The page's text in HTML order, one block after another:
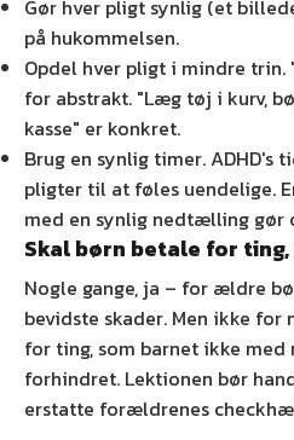
Gør hver pligt synlig (et
på hukommelsen.
Opdel hver pligt i mindre
for abstrakt. "Læg tøj i kurv,
kasse" er konkret.
Brug en synlig timer. ADHD's
pligter til at føles uendelige.
med en synlig nedtælling gør
Skal børn betale for
Nogle gange, ja – for ældre
bevidste skader. Men ikke for
for ting, som barnet ikke med
forhindret. Lektionen bør
erstatte forældrenes